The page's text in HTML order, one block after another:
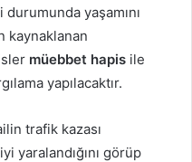
yaşamını
kaynaklanan
müebbet hapis ile
yapılacaktır.
trafik kazası
yaralandığını görüp